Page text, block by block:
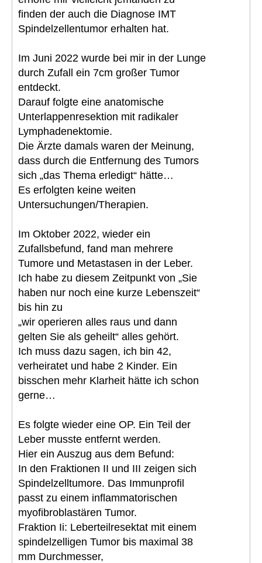
finden der auch die Diagnose IMT
Spindelzellentumor erhalten hat.
Im Juni 2022 wurde bei mir in der Lunge
durch Zufall ein 7cm großer Tumor
entdeckt.
Darauf folgte eine anatomische
Unterlappenresektion mit radikaler
Lymphadenektomie.
Die Ärzte damals waren der Meinung,
dass durch die Entfernung des Tumors
sich „das Thema erledigt“ hätte…
Es erfolgten keine weiten
Untersuchungen/Therapien.
Im Oktober 2022, wieder ein
Zufallsbefund, fand man mehrere
Tumore und Metastasen in der Leber.
Ich habe zu diesem Zeitpunkt von „Sie
haben nur noch eine kurze Lebenszeit“
bis hin zu
„wir operieren alles raus und dann
gelten Sie als geheilt“ alles gehört.
Ich muss dazu sagen, ich bin 42,
verheiratet und habe 2 Kinder. Ein
bisschen mehr Klarheit hätte ich schon
gerne…
Es folgte wieder eine OP. Ein Teil der
Leber musste entfernt werden.
Hier ein Auszug aus dem Befund:
In den Fraktionen II und III zeigen sich
Spindelzelltumore. Das Immunprofil
passt zu einem inflammatorischen
myofibroblastären Tumor.
Fraktion Ii: Leberteilresektat mit einem
spindelzelligen Tumor bis maximal 38
mm Durchmesser,